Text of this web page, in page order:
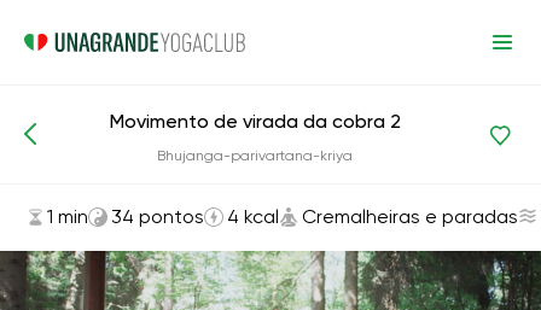
Asanas e exercícios Cremalheiras e paradas
Movimento de virada da cobra 2
Bhujanga-parivartana-kriya
1 min 34 pontos 4 kcal Cremalheiras e paradas